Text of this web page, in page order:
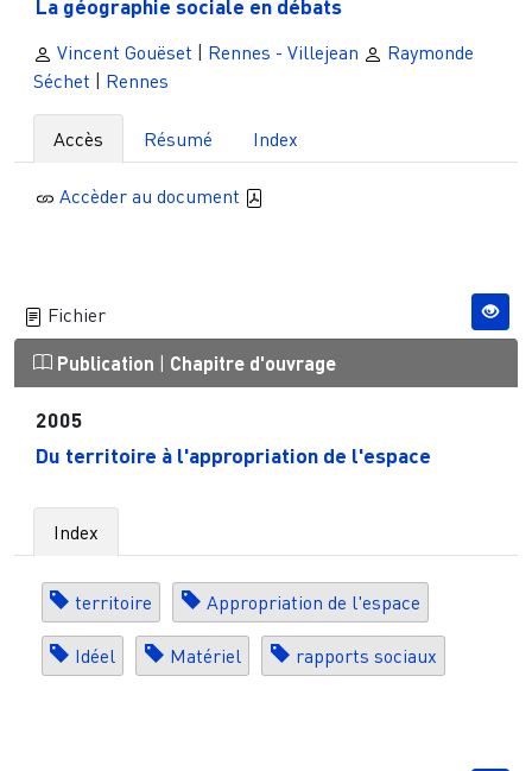
La géographie sociale en débats
Vincent Gouëset Rennes - Villejean
Raymonde
Séchet
Rennes
Accès Résumé Index
Accèder au document
Fichier
Publication | Chapitre d'ouvrage
2005
Du territoire à l'appropriation de l'espace
Index
territoire Appropriation de l'espace
Idéel Matériel rapports sociaux